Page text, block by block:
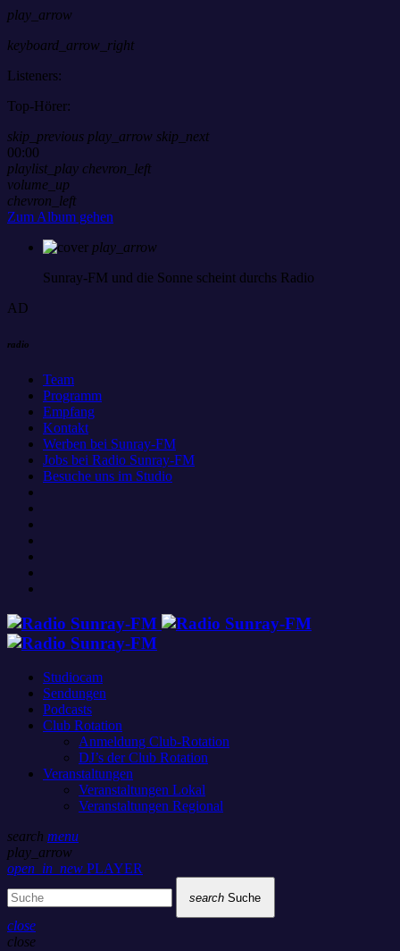
play_arrow
keyboard_arrow_right
Listeners:
Top-Hörer:
skip_previous play_arrow skip_next
00:00
playlist_play chevron_left
volume_up
chevron_left
Zum Album gehen
play_arrow
Sunray-FM und die Sonne scheint durchs Radio
AD
radio
Team
Programm
Empfang
Kontakt
Werben bei Sunray-FM
Jobs bei Radio Sunray-FM
Besuche uns im Studio
Studiocam
Sendungen
Podcasts
Club Rotation
Anmeldung Club-Rotation
DJ’s der Club Rotation
Veranstaltungen
Veranstaltungen Lokal
Veranstaltungen Regional
search menu
play_arrow
open_in_new PLAYER
search Suche
close
close